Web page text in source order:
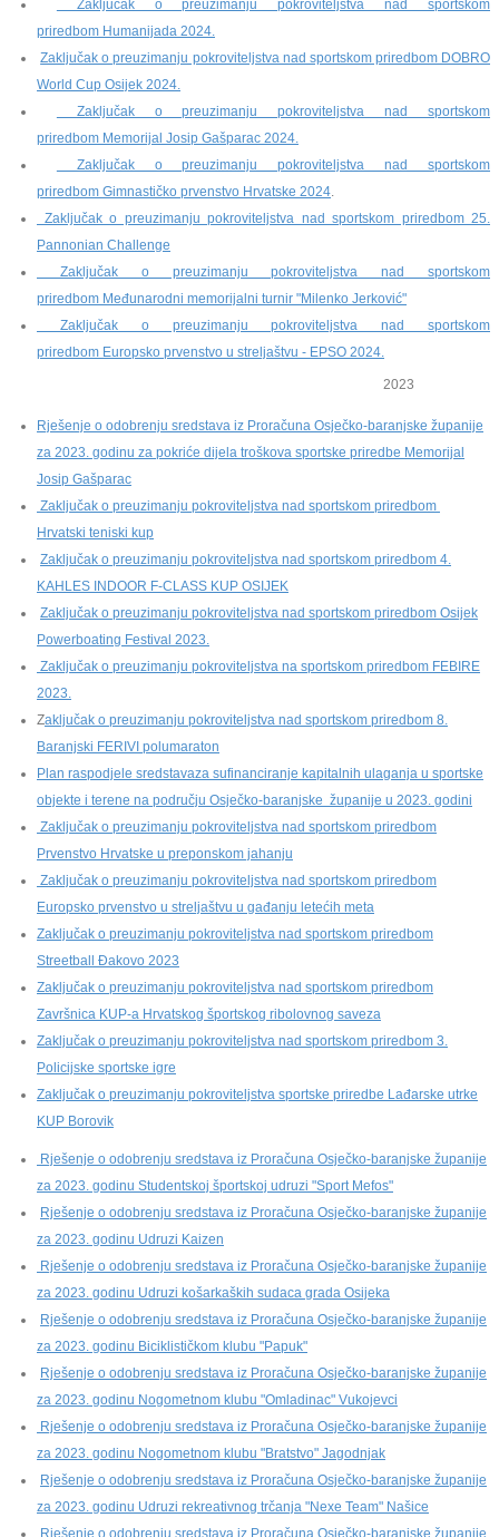
Zaključak o preuzimanju pokroviteljstva nad sportskom
priredbom Humanijada 2024.
Zaključak o preuzimanju pokroviteljstva nad sportskom priredbom DOBRO
World Cup Osijek 2024.
Zaključak o preuzimanju pokroviteljstva nad sportskom
priredbom Memorijal Josip Gašparac 2024.
Zaključak o preuzimanju pokroviteljstva nad sportskom
priredbom Gimnastičko prvenstvo Hrvatske 2024.
Zaključak o preuzimanju pokroviteljstva nad sportskom priredbom 25.
Pannonian Challenge
Zaključak o preuzimanju pokroviteljstva nad sportskom
priredbom Međunarodni memorijalni turnir "Milenko Jerković"
Zaključak o preuzimanju pokroviteljstva nad sportskom
priredbom Europsko prvenstvo u streljaštvu - EPSO 2024.
2023
Rješenje o odobrenju sredstava iz Proračuna Osječko-baranjske županije
za 2023. godinu za pokriće dijela troškova sportske priredbe Memorijal
Josip Gašparac
Zaključak o preuzimanju pokroviteljstva nad sportskom priredbom
Hrvatski teniski kup
Zaključak o preuzimanju pokroviteljstva nad sportskom priredbom 4.
KAHLES INDOOR F-CLASS KUP OSIJEK
Zaključak o preuzimanju pokroviteljstva nad sportskom priredbom Osijek
Powerboating Festival 2023.
Zaključak o preuzimanju pokroviteljstva na sportskom priredbom FEBIRE
2023.
Zaključak o preuzimanju pokroviteljstva nad sportskom priredbom 8.
Baranjski FERIVI polumaraton
Plan raspodjele sredstavaza sufinanciranje kapitalnih ulaganja u sportske
objekte i terene na području Osječko-baranjske županije u 2023. godini
Zaključak o preuzimanju pokroviteljstva nad sportskom priredbom
Prvenstvo Hrvatske u preponskom jahanju
Zaključak o preuzimanju pokroviteljstva nad sportskom priredbom
Europsko prvenstvo u streljaštvu u gađanju letećih meta
Zaključak o preuzimanju pokroviteljstva nad sportskom priredbom
Streetball Đakovo 2023
Zaključak o preuzimanju pokroviteljstva nad sportskom priredbom
Završnica KUP-a Hrvatskog športskog ribolovnog saveza
Zaključak o preuzimanju pokroviteljstva nad sportskom priredbom 3.
Policijske sportske igre
Zaključak o preuzimanju pokroviteljstva sportske priredbe Lađarske utrke
KUP Borovik
Rješenje o odobrenju sredstava iz Proračuna Osječko-baranjske županije
za 2023. godinu Studentskoj športskoj udruzi "Sport Mefos"
Rješenje o odobrenju sredstava iz Proračuna Osječko-baranjske županije
za 2023. godinu Udruzi Kaizen
Rješenje o odobrenju sredstava iz Proračuna Osječko-baranjske županije
za 2023. godinu Udruzi košarkaških sudaca grada Osijeka
Rješenje o odobrenju sredstava iz Proračuna Osječko-baranjske županije
za 2023. godinu Biciklističkom klubu "Papuk"
Rješenje o odobrenju sredstava iz Proračuna Osječko-baranjske županije
za 2023. godinu Nogometnom klubu "Omladinac" Vukojevci
Rješenje o odobrenju sredstava iz Proračuna Osječko-baranjske županije
za 2023. godinu Nogometnom klubu "Bratstvo" Jagodnjak
Rješenje o odobrenju sredstava iz Proračuna Osječko-baranjske županije
za 2023. godinu Udruzi rekreativnog trčanja "Nexe Team" Našice